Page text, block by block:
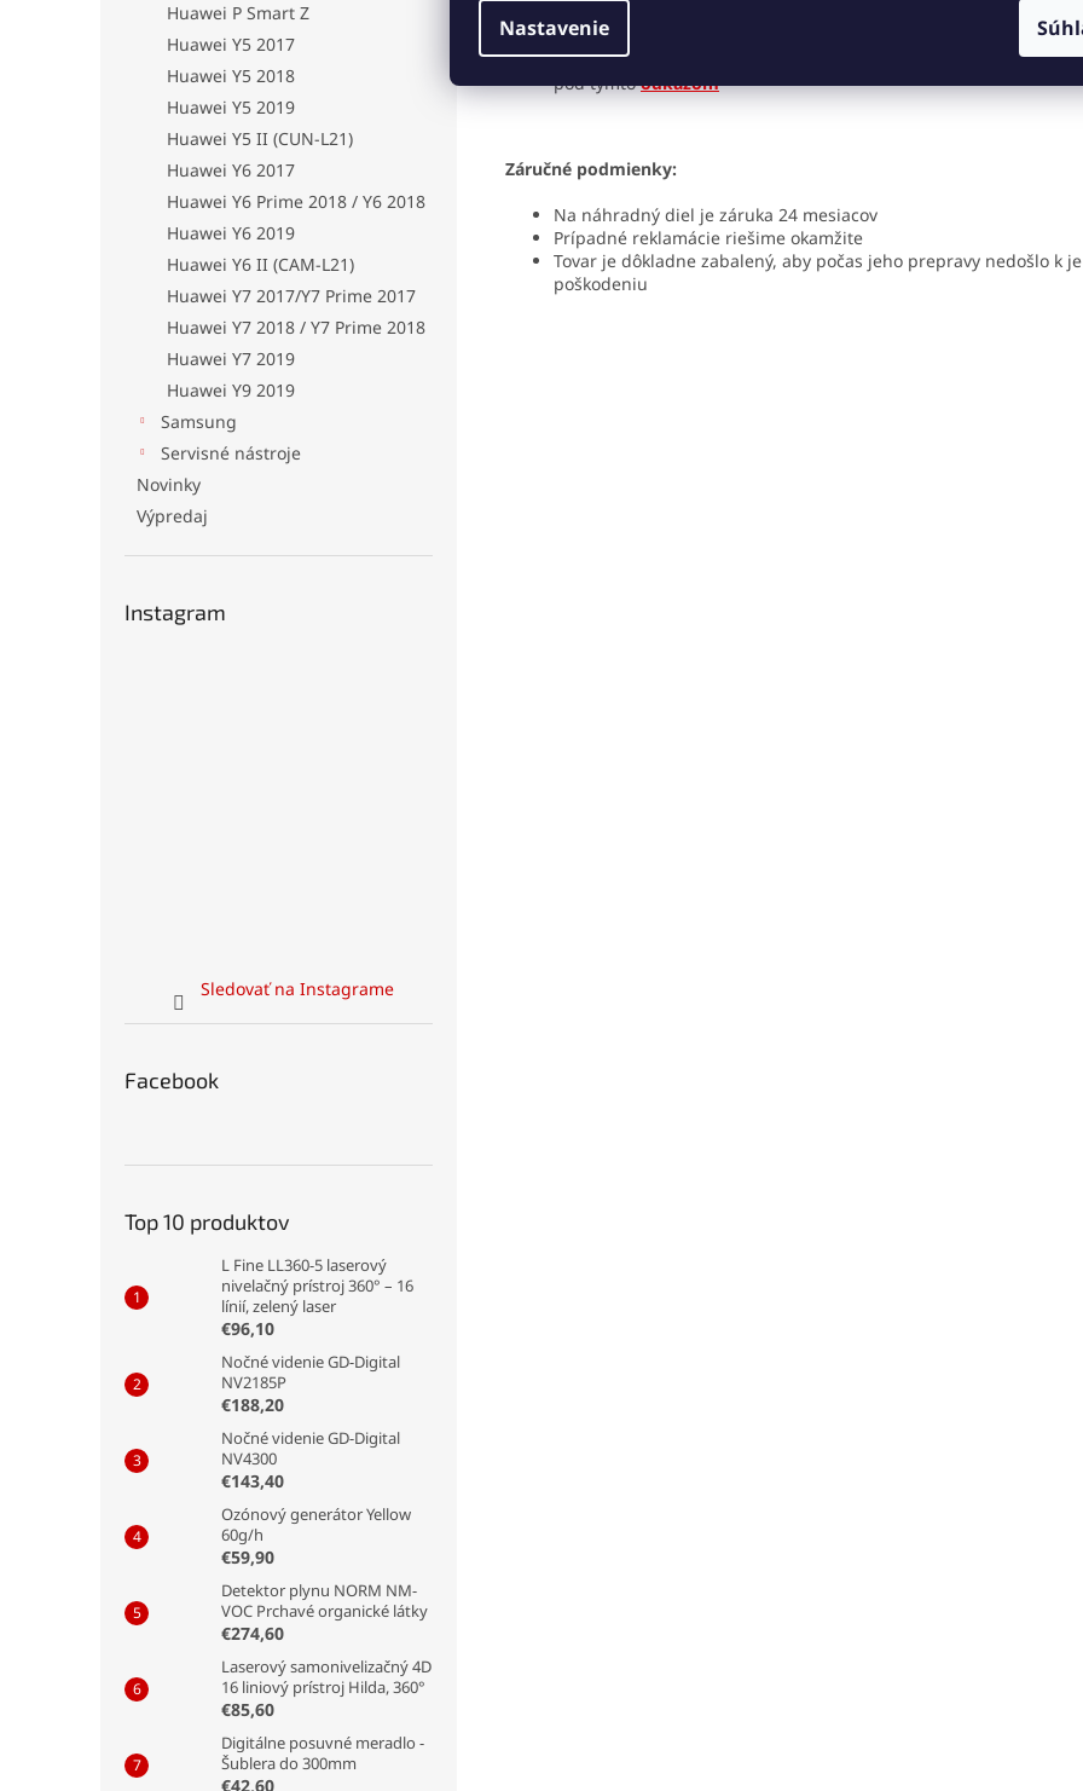
Nastavenie
Huawei P Smart Z
Huawei Y5 2017
Huawei Y5 2018
Huawei Y5 2019
Huawei Y5 II (CUN-L21)
Huawei Y6 2017
Huawei Y6 Prime 2018 / Y6 2018
Huawei Y6 2019
Huawei Y6 II (CAM-L21)
Huawei Y7 2017/Y7 Prime 2017
Huawei Y7 2018 / Y7 Prime 2018
Huawei Y7 2019
Huawei Y9 2019
Samsung
Servisné nástroje
Novinky
Výpredaj
Instagram
Sledovať na Instagrame
Facebook
Top 10 produktov
L Fine LL360-5 laserový
nivelačný prístroj 360° – 16
línií, zelený laser
€96,10
Nočné videnie GD-Digital
NV2185P
€188,20
Nočné videnie GD-Digital
NV4300
€143,40
Ozónový generátor Yellow
60g/h
€59,90
Detektor plynu NORM NM-
VOC Prchavé organické látky
€274,60
Laserový samonivelizačný 4D
16 liniový prístroj Hilda, 360°
€85,60
Digitálne posuvné meradlo -
Šublera do 300mm
€42,60
Montáž a výmenu náhradného dielu by mal robiť kvalifikovaný
technik. Za škody spôsobené neodbornou manipuláciou
Pokiaľ máte záujem o servisné náradie, môžete si vybrať z našej
pod týmto odkazom
Záručné podmienky:
Na náhradný diel je záruka 24 mesiacov
Prípadné reklamácie riešime okamžite
Tovar je dôkladne zabalený, aby počas jeho prepravy nedošlo k
poškodeniu